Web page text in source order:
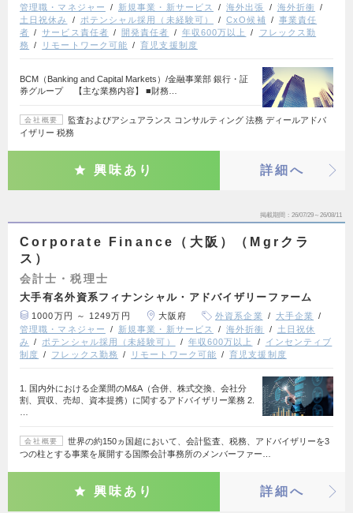
管理職・マネジャー
新規事業・新サービス 海外出張
海外折衝
土日祝休み
ポテンシャル採用（未経験可） CxO候補
事業責任
者
サービス責任者 開発責任者 年収600万以上
フレックス勤
務
リモートワーク可能 育児支援制度
BCM（Banking and Capital Markets）/金融事業部 銀行・証
券グループ 【主な業務内容】 ■財務…
会社概要
監査およびアシュアランス コンサルティング 法務 ディールアドバ
イザリー 税務
興味あり 詳細へ
掲載期間 26/07/29～26/08/11
Corporate Finance（大阪）（Mgrクラ
ス）
会計士・税理士
大手有名外資系フィナンシャル・アドバイザリーファーム
1000万円 ～ 1249万円 大阪府 外資系企業
大手企業
管理職・マネジャー
新規事業・新サービス 海外折衝
土日祝休
み
ポテンシャル採用（未経験可） 年収600万以上
インセンティブ
制度
フレックス勤務 リモートワーク可能 育児支援制度
1. 国内外における企業間のM&A（合併、株式交換、会社分
割、買収、売却、資本提携）に関するアドバイザリー業務 2.
会社概要
世界の約150ヵ国超において、会計監査、税務、アドバイザリーを3
つの柱とする事業を展開する国際会計事務所のメンバーファー…
興味あり 詳細へ